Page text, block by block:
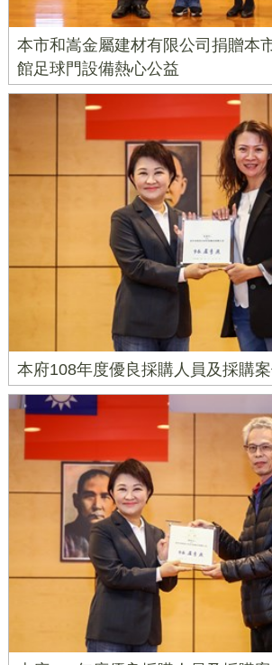
本市和嵩金屬建材有限公司捐贈本
館足球門設備熱心公益
本府108年度優良採購人員及採購